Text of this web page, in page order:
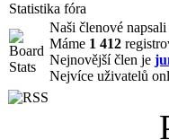
Statistika fóra
Naši členové
Máme 1 412
Nejnovější člen je
Nejvíce uživatelů